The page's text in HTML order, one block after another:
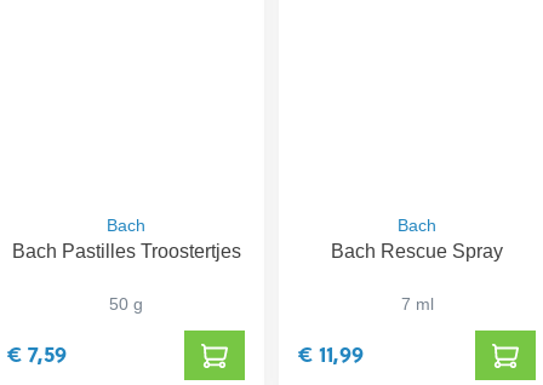
Bach
Bach Pastilles Troostertjes
50 g
€ 7,59
Bach
Bach Rescue Spray
7 ml
€ 11,99